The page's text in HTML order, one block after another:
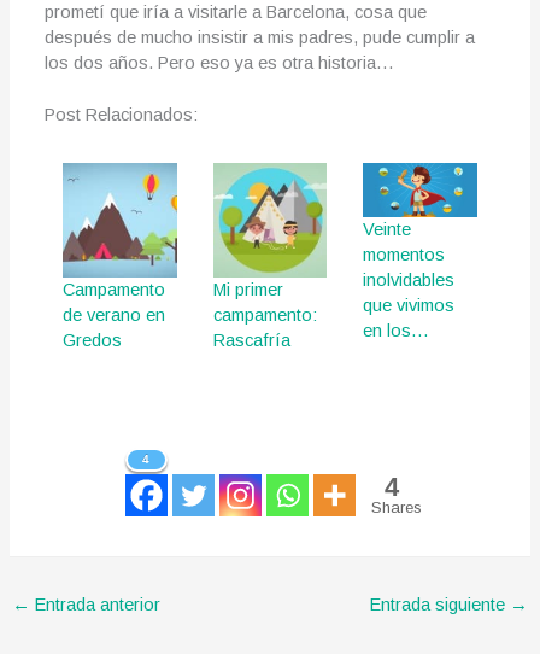
prometí que iría a visitarle a Barcelona, cosa que
después de mucho insistir a mis padres, pude cumplir a
los dos años. Pero eso ya es otra historia…
Post Relacionados:
Campamento
de verano en
Gredos
Mi primer
campamento:
Rascafría
Veinte
momentos
inolvidables
que vivimos
en los…
4
4
Shares
← Entrada anterior Entrada siguiente →